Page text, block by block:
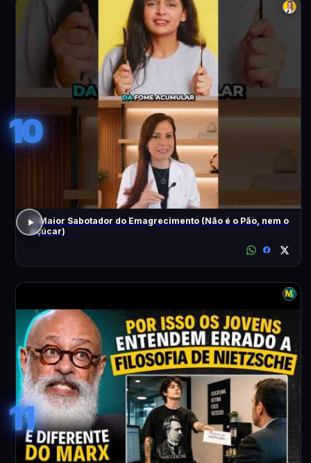
10
O Maior Sabotador do Emagrecimento (Não é o Pão, nem o
Açúcar)
11